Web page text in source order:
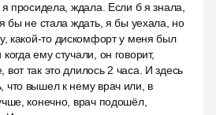
просидела, ждала. Если б я знала,
бы не стала ждать, я бы уехала, но
какой-то дискомфорт у меня был
ему стучали, он говорит,
так это длилось 2 часа. И здесь
что вышел к нему врач или, в
конечно, врач подошёл,